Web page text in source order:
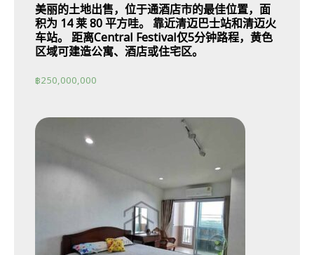
美丽的土地出售，位于通酒店市的最佳位置，面
积为 14 莱 80 平方哇。 靠近清迈巴士站和清迈火
车站。 距离Central Festival仅5分钟路程，黄色
区域可建造公寓、酒店或住宅区。
฿250,000,000